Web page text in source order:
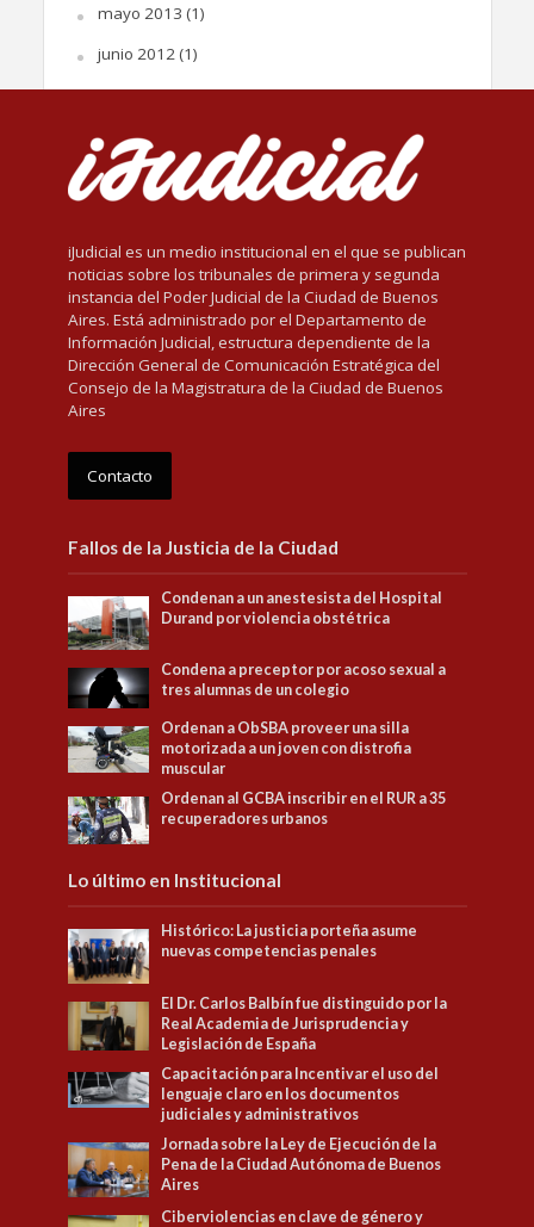
mayo 2013 (1)
junio 2012 (1)
iJudicial es un medio institucional en el que se publican
noticias sobre los tribunales de primera y segunda
instancia del Poder Judicial de la Ciudad de Buenos
Aires. Está administrado por el Departamento de
Información Judicial, estructura dependiente de la
Dirección General de Comunicación Estratégica del
Consejo de la Magistratura de la Ciudad de Buenos
Aires
Contacto
Fallos de la Justicia de la Ciudad
Condenan a un anestesista del Hospital
Durand por violencia obstétrica
Condena a preceptor por acoso sexual a
tres alumnas de un colegio
Ordenan a ObSBA proveer una silla
motorizada a un joven con distrofia
muscular
Ordenan al GCBA inscribir en el RUR a 35
recuperadores urbanos
Lo último en Institucional
Histórico: La justicia porteña asume
nuevas competencias penales
El Dr. Carlos Balbín fue distinguido por la
Real Academia de Jurisprudencia y
Legislación de España
Capacitación para Incentivar el uso del
lenguaje claro en los documentos
judiciales y administrativos
Jornada sobre la Ley de Ejecución de la
Pena de la Ciudad Autónoma de Buenos
Aires
Ciberviolencias en clave de género y